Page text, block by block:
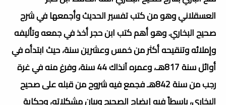
العسقلاني وهو من كتب تفسير الحديث وأجمعها في شرح
صحيح البخاري. وهو أهم كتب ابن حجر أخذ في جمعه وتأليفه
وإملائه وتنقيحه أكثر من خمس وعشرين سنة، حيث ابتدأه في
أوائل سنة 817هـ، وعمره آنذاك 44 سنة، وفرغ منه في غرة
رجب من سنة 842هـ فجمع فيه شروح من قبله على صحيح
البخاري، باسطاً فيه إيضاح الصحيح وبيان مشكلاته، وحكاية